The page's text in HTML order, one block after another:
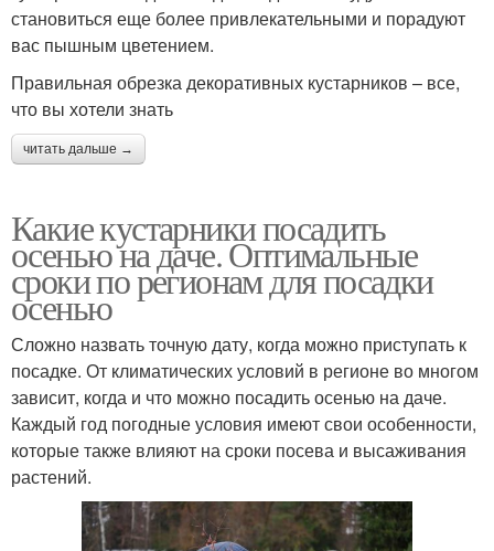
становиться еще более привлекательными и порадуют
вас пышным цветением.
Правильная обрезка декоративных кустарников – все,
что вы хотели знать
читать дальше →
Какие кустарники посадить
осенью на даче. Оптимальные
сроки по регионам для посадки
осенью
Сложно назвать точную дату, когда можно приступать к
посадке. От климатических условий в регионе во многом
зависит, когда и что можно посадить осенью на даче.
Каждый год погодные условия имеют свои особенности,
которые также влияют на сроки посева и высаживания
растений.